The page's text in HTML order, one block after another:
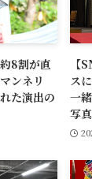
8割が直
ンネリ
た演出の
【
ス
一
写真